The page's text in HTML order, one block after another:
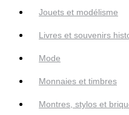
Jouets et modélisme
Livres et souvenirs
Mode
Monnaies et timbres
Montres, stylos et